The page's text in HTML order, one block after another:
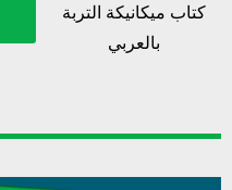
كتاب ميكانيكة التربة
بالعربي